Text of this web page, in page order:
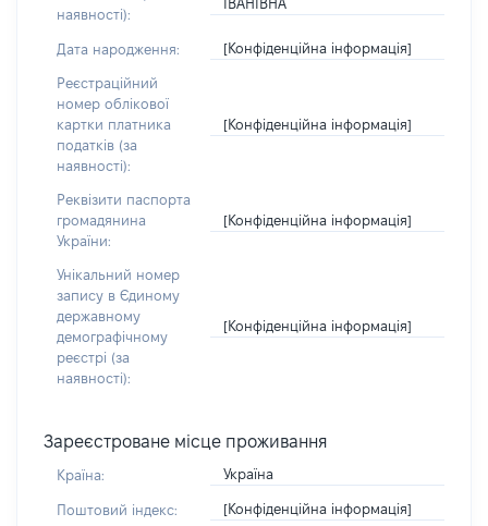
наявності):
ІВАНІВНА
Дата народження: [Конфіденційна інформація]
Реєстраційний
номер облікової
картки платника
податків (за
наявності):
[Конфіденційна інформація]
Реквізити паспорта
громадянина
України:
[Конфіденційна інформація]
Унікальний номер
запису в Єдиному
державному
демографічному
реєстрі (за
наявності):
[Конфіденційна інформація]
Зареєстроване місце проживання
Країна: Україна
Поштовий індекс: [Конфіденційна інформація]